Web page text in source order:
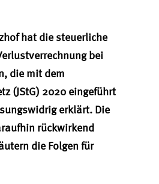
hat die steuerliche
bei
die mit dem
(JStG) 2020 eingeführt
erklärt. Die
rückwirkend
die Folgen für